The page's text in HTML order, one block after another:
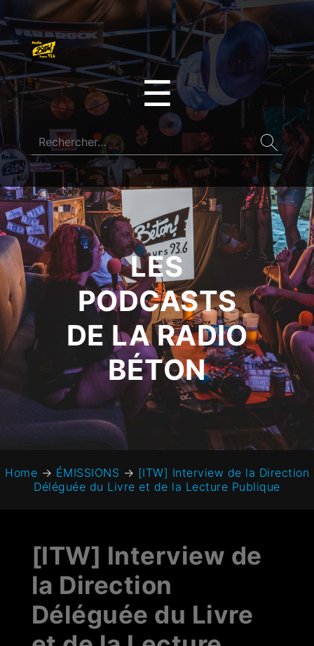
☰
LES
PODCASTS
DE LA RADIO
BÉTON
Home → ÉMISSIONS → [ITW] Interview de la Direction
Déléguée du Livre et de la Lecture Publique
[ITW] Interview de
la Direction
Déléguée du Livre